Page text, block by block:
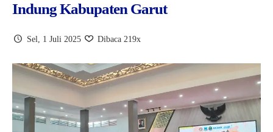
Gumelis (Guru menulis)
Indung Kabupaten Garut
Sel, 1 Juli 2025 Dibaca 219x